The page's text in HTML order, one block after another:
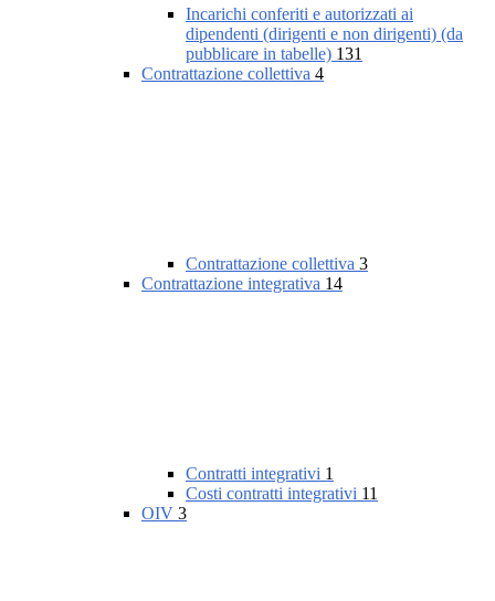
Incarichi conferiti e autorizzati ai
dipendenti (dirigenti e non dirigenti) (da
pubblicare in tabelle) 131
Contrattazione collettiva 4
Contrattazione collettiva 3
Contrattazione integrativa 14
Contratti integrativi 1
Costi contratti integrativi 11
OIV 3